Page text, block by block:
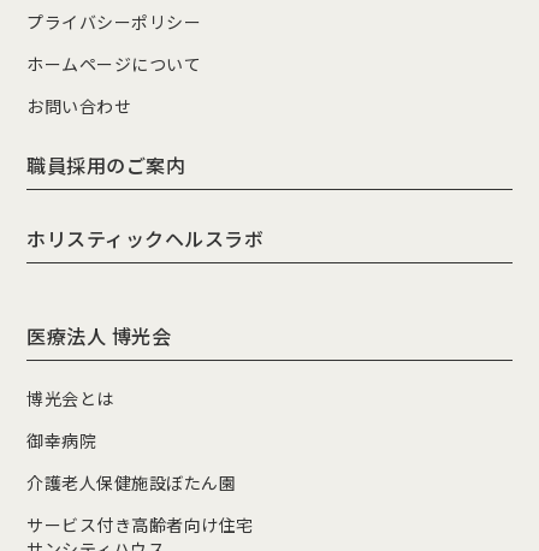
プライバシーポリシー
ホームページについて
お問い合わせ
職員採用のご案内
ホリスティックヘルスラボ
医療法人 博光会
博光会とは
御幸病院
介護老人保健施設ぼたん園
サービス付き高齢者向け住宅